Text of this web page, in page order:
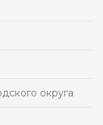
округа